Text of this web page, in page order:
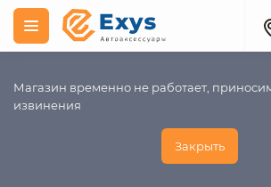
Магазин временно не работает,
извинения
Закрыть